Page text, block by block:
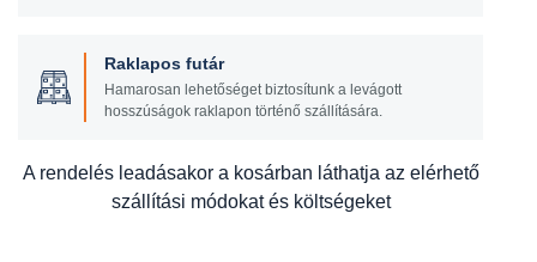
Raklapos futár
Hamarosan lehetőséget biztosítunk a levágott
hosszúságok raklapon történő szállítására.
A rendelés leadásakor a kosárban láthatja az elérhető
szállítási módokat és költségeket